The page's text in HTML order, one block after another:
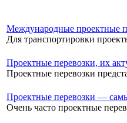
Международные проектные
Для транспортировки
Проектные перевозки, их
Проектные перевозки
Проектные перевозки —
Очень часто проектные